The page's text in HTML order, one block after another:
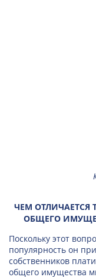
ЧЕМ
ОБЩЕГО
Поскольку этот
популярность он
собственников
общего имущества